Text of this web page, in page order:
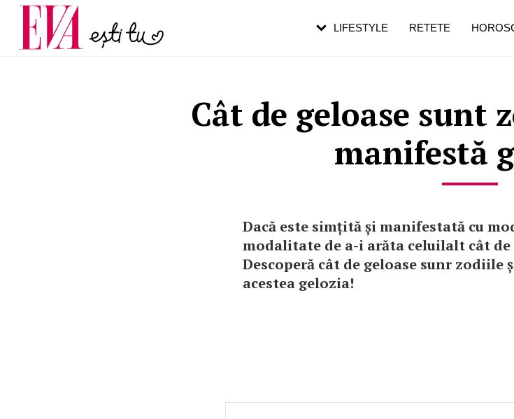
Cât de geloase sunt
manifestă
Dacă este simțită și manifestată cu
modalitate de a-i arăta celuilalt cât de
Descoperă cât de geloase sunr zodiile
acestea gelozia!
LIFESTYLE RETETE
Carieră
Actualitate
pe măsură ce